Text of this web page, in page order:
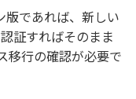
であれば、新しい
証すればそのまま
移行の確認が必要で